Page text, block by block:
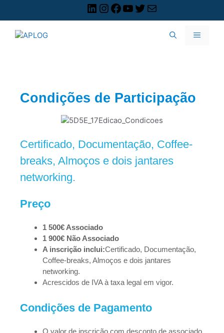
Condições de Participação
Certificado, Documentação, Coffee-
breaks, Almoços e dois jantares
networking.
Preço
1 500€ Associado
1 900€ Não Associado
A inscrição inclui:Certificado, Documentação,
Coffee-breaks, Almoços e dois jantares
networking.
Acrescidos de IVA à taxa legal em vigor.
Condições de Pagamento
O valor de inscrição com desconto de associado